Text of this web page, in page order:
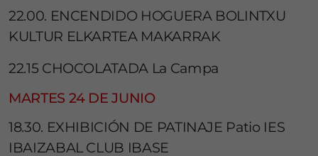
22.00. ENCENDIDO HOGUERA BOLINTXU
KULTUR ELKARTEA MAKARRAK
22.15 CHOCOLATADA La Campa
MARTES 24 DE JUNIO
18.30. EXHIBICIÓN DE PATINAJE Patio IES
IBAIZABAL CLUB IBASE